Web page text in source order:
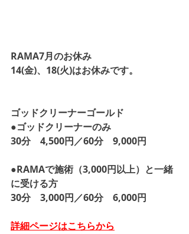
RAMA7月のお休み
14(金)、18(火)はお休みです。
ゴッドクリーナーゴールド
●ゴッドクリーナーのみ
30分　4,500円／60分　9,000円
●RAMAで施術（3,000円以上）と一緒
に受ける方
30分　3,000円／60分　6,000円
詳細ページはこちらから